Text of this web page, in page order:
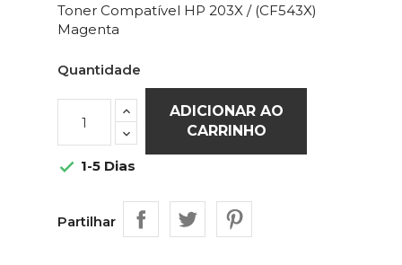
Toner Compatível HP 203X / (CF543X)
Magenta
Quantidade
ADICIONAR AO
CARRINHO
 1-5 Dias
Partilhar